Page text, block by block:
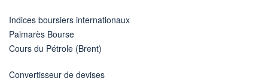
Indices boursiers internationaux
Palmarès Bourse
Cours du Pétrole (Brent)
Convertisseur de devises